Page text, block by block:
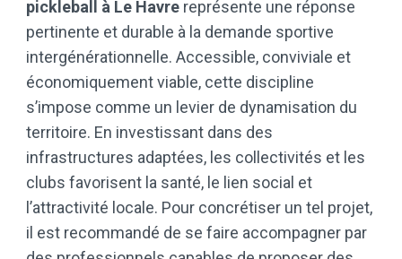
pickleball à Le Havre représente une réponse
pertinente et durable à la demande sportive
intergénérationnelle. Accessible, conviviale et
économiquement viable, cette discipline
s’impose comme un levier de dynamisation du
territoire. En investissant dans des
infrastructures adaptées, les collectivités et les
clubs favorisent la santé, le lien social et
l’attractivité locale. Pour concrétiser un tel projet,
il est recommandé de se faire accompagner par